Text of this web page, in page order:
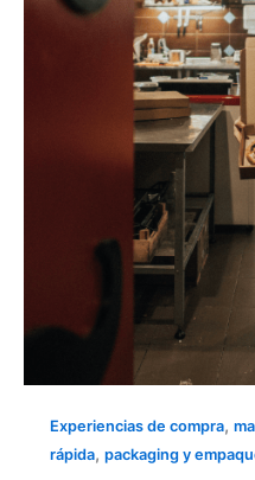
Experiencias de compra,
rápida, packaging y
experiencia